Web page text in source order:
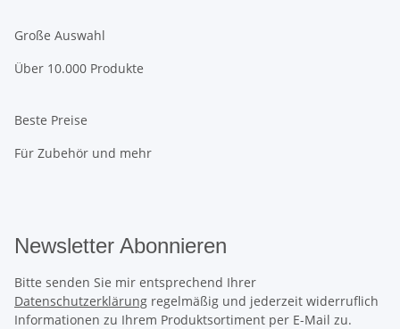
Große Auswahl
Über 10.000 Produkte
Beste Preise
Für Zubehör und mehr
Newsletter Abonnieren
Bitte senden Sie mir entsprechend Ihrer
Datenschutzerklärung regelmäßig und jederzeit widerruflich
Informationen zu Ihrem Produktsortiment per E-Mail zu.